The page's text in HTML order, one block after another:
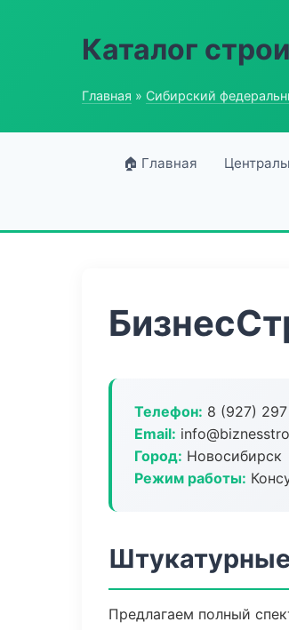
Каталог
Главная » Сибирский
🏠 Главная
Телефон: 8 (927)
Email:
Город: Новосибирск
Режим работы:
Предлагаем полный